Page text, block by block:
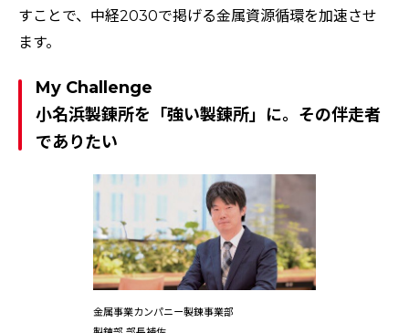
すことで、中経2030で掲げる金属資源循環を加速させ
ます。
My Challenge
小名浜製錬所を「強い製錬所」に。その伴走者
でありたい
金属事業カンパニー製錬事業部